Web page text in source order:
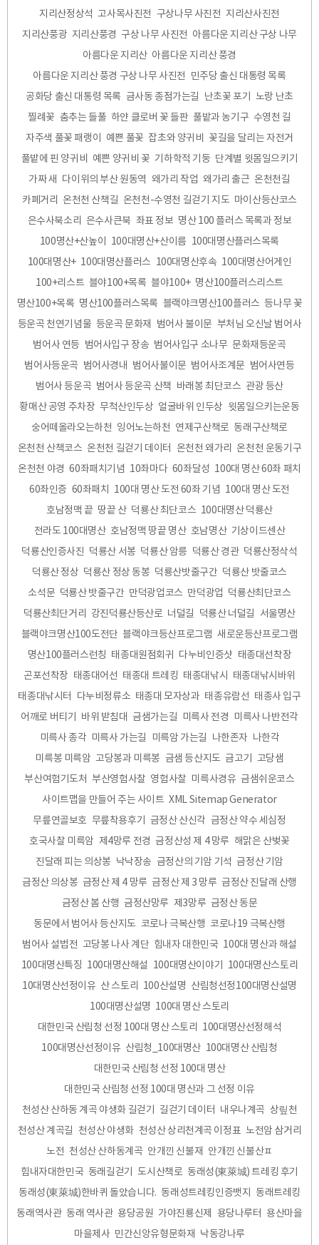
지리산정상석 고사목사진전 구상나무 사진전 지리산사진전
지리산풍광 지리산풍경 구상 나무 사진전 아름다운 지리산 구상 나무
아름다운 지리산 아름다운 지리산 풍경
아름다운 지리산 풍경 구상 나무 사진전
민주당 출신 대통령 목록
공화당 출신 대통령 목록 금사동 종점가는길 난초꽃 포기
노랑 난초
찔례꽃 춤추는 들풀 하얀 클로버 꽃 들판 풀밭과 농기구 수영천 길
자주색 풀꽃 패랭이
예쁜 풀꽃 잡초와 양귀비
꽃길을 달리는 자전거
풀밭에 핀 양귀비
예쁜 양귀비 꽃 기하학적 기둥 단계별 윗몸일으키기
가짜 새
다이위의 부산 원동역 왜가리 작업 왜가리 출근 온천천길
카폐거리
온천천 산책길 온천천-수영천 길걷기 지도 마이산등산코스
은수사북소리
은수사큰북 좌표 정보 명산 100 플러스 목록과 정보
100명산+산높이
100대명산+산이름 100대명산플러스목록
100대명산+ 100대명산플러스 100대명산후속 100대명산어게인
100+리스트 블야100+목록 블야100+ 명산100플러스리스트
명산100+목록 명산100플러스목록 블랙야크명산100플러스 등나무 꽃
등운곡 천연기념물 등운곡 문화재 범어사 불이문 부처님 오신날 범어사
범어사 연등 범어사입구 장송 범어사입구 소나무 문화재등운곡
범어사등운곡 범어사경내 범어사불이문 범어사조계문 범어사연등
범어사 등운곡 범어사 등운곡 산책 바래봉 최단코스 관광 등산
황매산 공영 주차장 무척산인두상 얼굴바위 인두상 윗몸일으키는운동
숭어떼올라오는하천 잉어노는하천 연제구산책로 동래구산책로
온천천 산책코스 온천천 길걷기 데이터 온천천 왜가리
온천천 운동기구
온천천 야경 60좌패치기념 10좌마다 60좌달성 100대 명산 60좌 패치
60좌인증 60좌패치 100대 명산 도전 60좌 기념 100대 명산 도전
호남정맥 끝 땅끝 산 덕룡산 최단코스 100대명산 덕룡산
전라도 100대명산 호남정맥 땅끝 명산 호남명산 기상이드센산
덕룡산인증사진 덕룡산 서봉 덕룡산 암릉 덕룡산 경관 덕룡산정삭석
덕룡산 정상 덕룡산 정상 동봉 덕룡산밧줄구간 덕룡산 밧줄코스
소석문 덕룡산 밧줄구간 만덕광업코스 만덕광업 덕룡산최단코스
덕룡산최단거리
강진덕룡산등산로 너덜길 덕룡산 너덜길
서울명산
블랙야크명산100도전단 블랙야크등산프로그램 새로운등산프로그램
명산100플러스런칭 태종대원점회귀 다누비인증샷 태종대선착장
곤포선착장 태종대어선 태종대 트레킹 태종대낚시
태종대낚시바위
태종대낚시터
다누비정류소 태종대 모자상과 태종유람선 태종사 입구
어깨로 버티기
바위 받침대 금샘가는길 미륵사 전경
미륵사 나반전각
미륵사 종각 미륵사 가는길 미륵암 가는길 나한존자 나한각
미륵봉 미륵암 고당봉과 미륵봉 금샘 등산지도 금고기
고당샘
부산여험기도처 부산영험사찰 영험사찰 미륵사경유 금샘쉬운코스
사이트맵을 만들어 주는 사이트 XML Sitemap Generator
무릎연골보호 무릎착용후기 금정산 산신각 금정산 약수 세심정
호국사찰 미륵암 제4망루 전경 금정산성 제 4 망루 해맑은 산벚꽃
진달래 피는 의상봉 낙낙장송 금정산의 기암 기석 금정산 기암
금정산 의상봉 금정산 제 4 망루 금정산 제 3 망루 금정산 진달래 산행
금정산 봄 산행 금정산망루 제3망루 금정산 동문
동문에서 범어사 등산지도 코로나 극복산행 코로나19 극복산행
범어사 설법전 고당봉 나사 계단 힘내자 대한민국 100대 명산과 해설
100대명산특징 100대명산해설 100대명산이야기
100대명산스토리
10대명산선정이유 산 스토리 100산설명 산림청선정100대명산설명
100대명산설명 100대 명산 스토리
대한민국 산림청 선정 100대 명산 스토리
100대명산선정해석
100대명산선정이유 산림청_100대명산 100대명산 산림청
대한민국 산림청 선정 100대 명산
대한민국 산림청 선정 100대 명산과 그 선정 이유
천성산 산하동 계곡 야생화 길걷기
길걷기 데이터 내우나계곡 상맆천
천성산 계곡길
천성산 야생화 천성산 상리천계곡 이정표 노전암 삼거리
노전 천성산 산하동계곡 안개낀 신불재
안개낀 신불산ㅍ
힘내자대한민국 동래길걷기 도시산책로 동래성(東萊城) 트레킹 후기
동래성(東萊城)한바퀴 돌았습니다. 동래성트레킹인증뱃지
동래트레킹
동래역사관 동래 역사관 용당공원 가야진룡신제 용당나루터 용산마을
마을제사 민간신앙유형문화재 낙동강나루